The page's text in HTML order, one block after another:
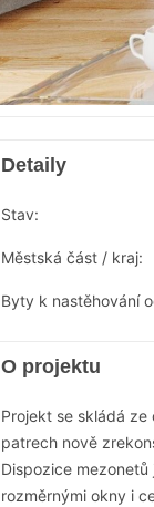
Detaily
Stav:
Městská část / kraj:
Byty k nastěhování
O projektu
Projekt se skládá
patrech nově
Dispozice
rozměrnými okny i